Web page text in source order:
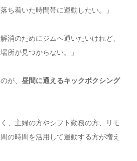
ち着いた時間帯に運動したい。」
消のためにジムへ通いたいけれど、
所が見つからない。」
が、 昼間に通えるキックボクシング
、主婦の方やシフト勤務の方、リモ
の時間を活用して運動する方が増え